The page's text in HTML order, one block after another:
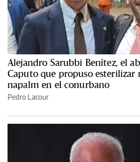
Alejandro Sarubbi Benítez, el
Caputo que propuso esterilizar
napalm en el conurbano
Pedro Lacour